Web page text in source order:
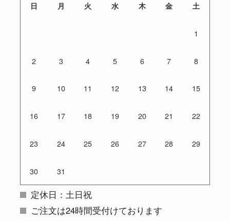
日 月 火 水 木 金 土
1
2 3 4 5 6 7 8
9 10 11 12 13 14 15
16 17 18 19 20 21 22
23 24 25 26 27 28 29
30 31
定休日：土日祝
ご注文は24時間受付けております